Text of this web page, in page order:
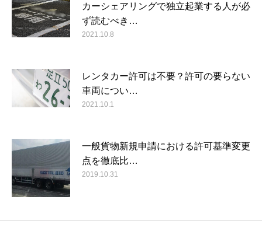
カーシェアリングで独立起業する人が必
ず読むべき…
2021.10.8
レンタカー許可は不要？許可の要らない
車両につい…
2021.10.1
一般貨物新規申請における許可基準変更
点を徹底比…
2019.10.31